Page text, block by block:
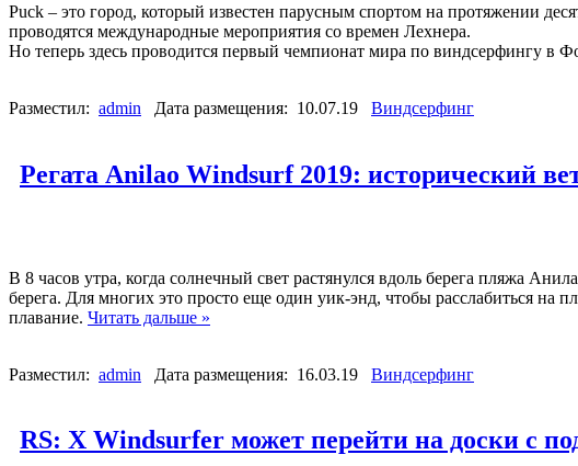
Puck – это город, который известен парусным спортом на протяжении
проводятся международные мероприятия со времен Лехнера.
Но теперь здесь проводится первый чемпионат мира по виндсерфингу в
Разместил: admin Дата размещения: 10.07.19 Виндсерфинг
Регата Anilao Windsurf 2019: исторический
В 8 часов утра, когда солнечный свет растянулся вдоль берега пляжа
берега. Для многих это просто еще один уик-энд, чтобы расслабиться на
плавание. Читать дальше »
Разместил: admin Дата размещения: 16.03.19 Виндсерфинг
RS: X Windsurfer может перейти на доски с